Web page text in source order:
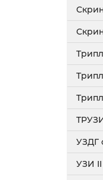
УЗДГ
УЗИ II